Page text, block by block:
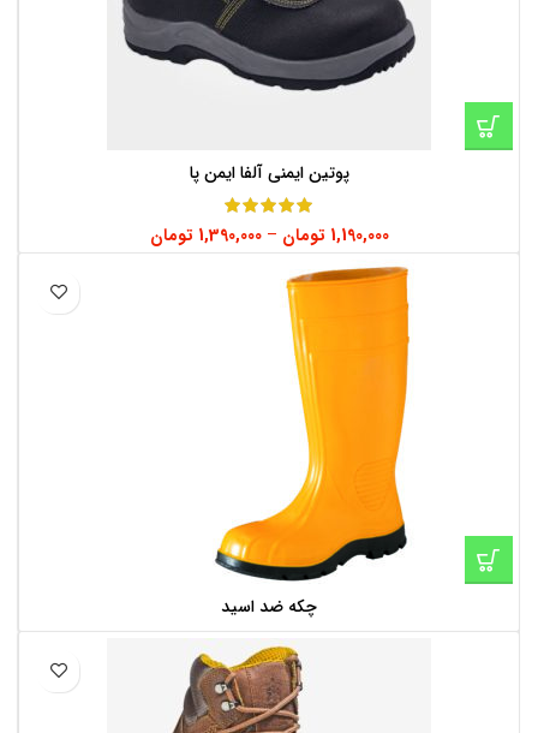
پوتین ایمنی آلفا ایمن پا
1,190,000 تومان –
1,390,000 تومان
چکه ضد اسید